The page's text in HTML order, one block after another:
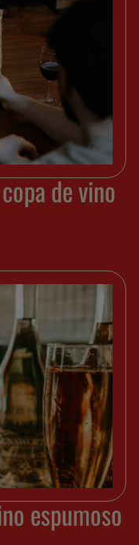
de vino
espumoso